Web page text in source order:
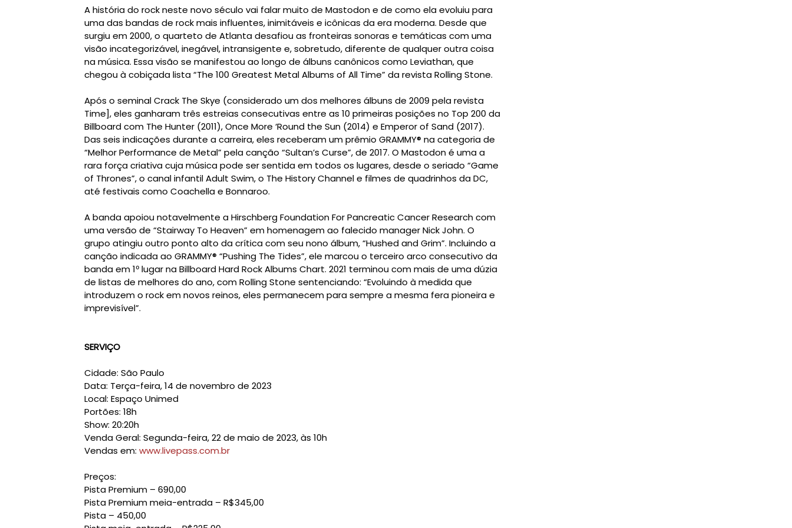
A história do rock neste novo século vai falar muito de Mastodon e de como ela evoluiu para
uma das bandas de rock mais influentes, inimitáveis e icônicas da era moderna. Desde que
surgiu em 2000, o quarteto de Atlanta desafiou as fronteiras sonoras e temáticas com uma
visão incategorizável, inegável, intransigente e, sobretudo, diferente de qualquer outra coisa
na música. Essa visão se manifestou ao longo de álbuns canônicos como Leviathan, que
chegou à cobiçada lista “The 100 Greatest Metal Albums of All Time” da revista Rolling Stone.
Após o seminal Crack The Skye (considerado um dos melhores álbuns de 2009 pela revista
Time], eles ganharam três estreias consecutivas entre as 10 primeiras posições no Top 200 da
Billboard com The Hunter (2011), Once More ‘Round the Sun (2014) e Emperor of Sand (2017).
Das seis indicações durante a carreira, eles receberam um prêmio GRAMMY® na categoria de
“Melhor Performance de Metal” pela canção “Sultan’s Curse”, de 2017. O Mastodon é uma a
rara força criativa cuja música pode ser sentida em todos os lugares, desde o seriado “Game
of Thrones”, o canal infantil Adult Swim, o The History Channel e filmes de quadrinhos da DC,
até festivais como Coachella e Bonnaroo.
A banda apoiou notavelmente a Hirschberg Foundation For Pancreatic Cancer Research com
uma versão de “Stairway To Heaven” em homenagem ao falecido manager Nick John. O
grupo atingiu outro ponto alto da crítica com seu nono álbum, “Hushed and Grim”. Incluindo a
canção indicada ao GRAMMY® “Pushing The Tides”, ele marcou o terceiro arco consecutivo da
banda em 1º lugar na Billboard Hard Rock Albums Chart. 2021 terminou com mais de uma dúzia
de listas de melhores do ano, com Rolling Stone sentenciando: “Evoluindo à medida que
introduzem o rock em novos reinos, eles permanecem para sempre a mesma fera pioneira e
imprevisível”.
SERVIÇO
Cidade: São Paulo
Data: Terça-feira, 14 de novembro de 2023
Local: Espaço Unimed
Portões: 18h
Show: 20:20h
Venda Geral: Segunda-feira, 22 de maio de 2023, às 10h
Vendas em: www.livepass.com.br
Preços:
Pista Premium – 690,00
Pista Premium meia-entrada – R$345,00
Pista – 450,00